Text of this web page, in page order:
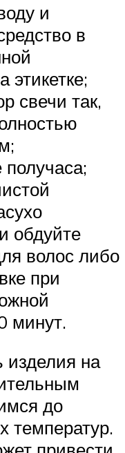
и
в
этикетке;
свечи так,
обдуйте
волос либо
при
минут.
изделия на
до
температур.